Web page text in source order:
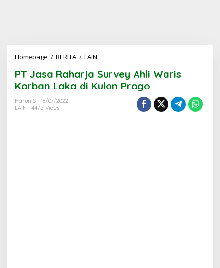
Homepage / BERITA / LAIN
Raharja
Survey
Ahli
PT Jasa Raharja Survey Ahli Waris
Korban Laka di Kulon Progo
Harun S
18/07/2022
LAIN
4475 Views